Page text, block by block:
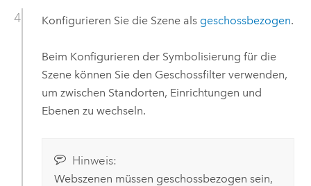
Konfigurieren Sie die Szene als geschossbezogen.
Beim Konfigurieren der Symbolisierung für die
Szene können Sie den Geschossfilter verwenden,
um zwischen Standorten, Einrichtungen und
Ebenen zu wechseln.
Hinweis:
Webszenen müssen geschossbezogen sein,